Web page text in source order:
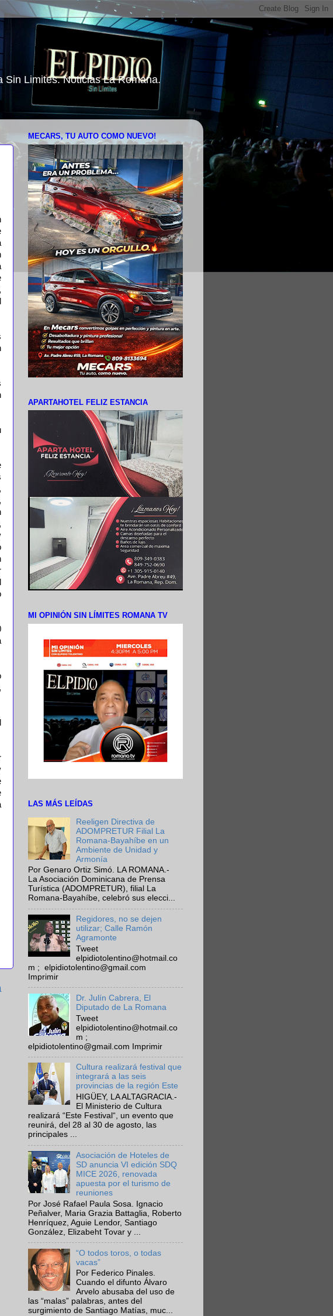
Sin Limites. Noticias La Romana.
MECARS, TU AUTO COMO NUEVO!
APARTAHOTEL FELIZ ESTANCIA
MI OPINIÓN SIN LÍMITES ROMANA TV
LAS MÁS LEÍDAS
Reeligen Directiva de
ADOMPRETUR Filial La
Romana-Bayahíbe en un
Ambiente de Unidad y
Armonía
Por Genaro Ortiz Simó. LA ROMANA.-
La Asociación Dominicana de Prensa
Turística (ADOMPRETUR), filial La
Romana-Bayahíbe, celebró sus elecci...
Regidores, no se dejen
utilizar; Calle Ramón
Agramonte
Tweet
elpidiotolentino@hotmail.co
m ; elpidiotolentino@gmail.com
Imprimir
Dr. Julín Cabrera, El
Diputado de La Romana
Tweet
elpidiotolentino@hotmail.co
m ;
elpidiotolentino@gmail.com Imprimir
Cultura realizará festival que
integrará a las seis
provincias de la región Este
HIGÜEY, LA ALTAGRACIA.-
El Ministerio de Cultura
realizará “Este Festival“, un evento que
reunirá, del 28 al 30 de agosto, las
principales ...
Asociación de Hoteles de
SD anuncia VI edición SDQ
MICE 2026, renovada
apuesta por el turismo de
reuniones
Por José Rafael Paula Sosa. Ignacio
Peñalver, Maria Grazia Battaglia, Roberto
Henríquez, Aguie Lendor, Santiago
González, Elizabeht Tovar y ...
“O todos toros, o todas
vacas”
Por Federico Pinales.
Cuando el difunto Álvaro
Arvelo abusaba del uso de
las “malas” palabras, antes del
surgimiento de Santiago Matías, muc...